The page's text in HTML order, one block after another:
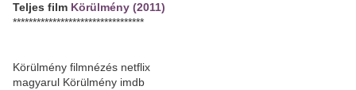
Teljes film Körülmény (2011)
*********************************
Körülmény filmnézés netflix
magyarul Körülmény imdb